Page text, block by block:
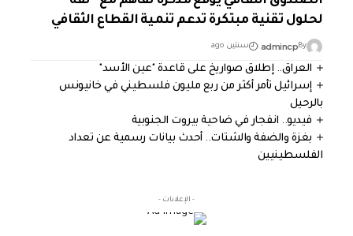
لحلول تقنية مبتكرة تدعم تنمية القطاع الثقافي
By
admincp سنتين ago
العراق.. إطلاق صواريخ على قاعدة "عين الأسد"
إسرائيل تأمر أكثر من ربع مليون فلسطيني في خانيونس
بالرحيل
فيديو.. انفجار في ضاحية بيروت الجنوبية
بغزة والضفة والشتات.. أحدث بيانات رسمية عن تعداد
الفلسطينيين
- الإعلانات -